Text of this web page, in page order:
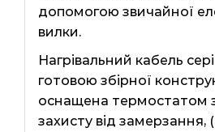
допомогою звичайної
вилки.
Нагрівальний кабель
готовою збірної
оснащена термостатом
захисту від